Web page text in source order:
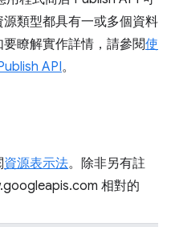
類型都具有一或多個資料
瞭解實作詳情，請參閱使
API。
資源表示法。除非另有註
相對的